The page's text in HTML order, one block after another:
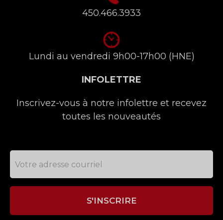
450.466.3933
Lundi au vendredi 9h00-17h00 (HNE)
INFOLETTRE
Inscrivez-vous à notre infolettre et recevez
toutes les nouveautés